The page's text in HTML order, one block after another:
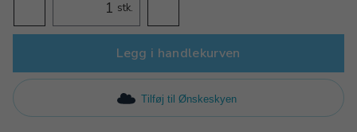
stk.
Legg i handlekurven
Tilføj til Ønskeskyen